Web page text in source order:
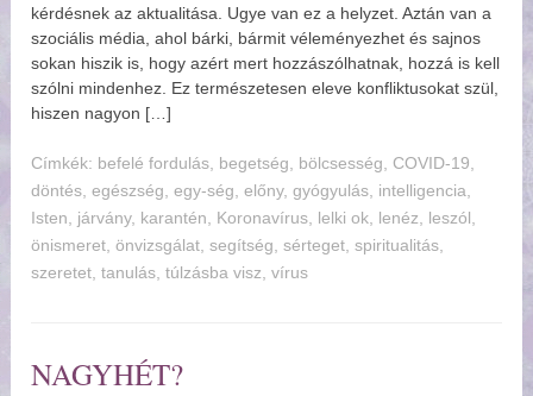
kérdésnek az aktualitása. Ugye van ez a helyzet. Aztán van a
szociális média, ahol bárki, bármit véleményezhet és sajnos
sokan hiszik is, hogy azért mert hozzászólhatnak, hozzá is kell
szólni mindenhez. Ez természetesen eleve konfliktusokat szül,
hiszen nagyon […]
Címkék: befelé fordulás, begetség, bölcsesség, COVID-19,
döntés,egészség,egy-ség,előny,gyógyulás, intelligencia,
Isten, járvány, karantén, Koronavírus, lelki ok, lenéz, leszól,
önismeret,önvizsgálat,segítség,sérteget,spiritualitás,
szeretet,tanulás,túlzásba visz,vírus
NAGYHÉT?